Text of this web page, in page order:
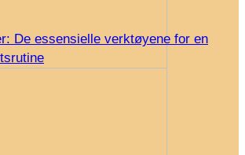
De essensielle verktøyene for en